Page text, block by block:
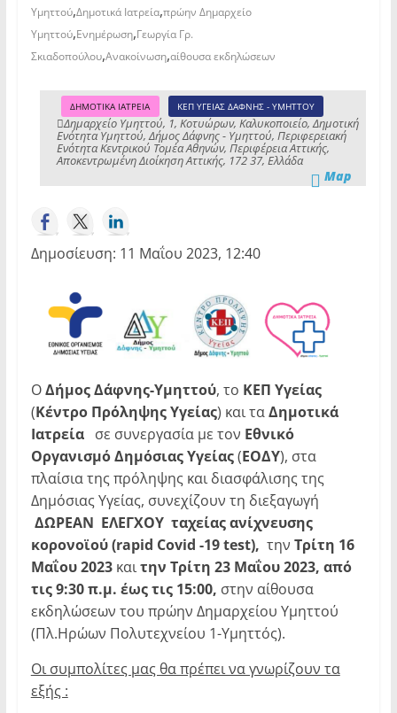
Υμηττού,Δημοτικά Ιατρεία,πρώην Δημαρχείο
Υμηττού,Ενημέρωση,Γεωργία Γρ.
Σκιαδοπούλου,Ανακοίνωση,αίθουσα εκδηλώσεων
ΔΗΜΟΤΙΚΑ ΙΑΤΡΕΙΑ ΚΕΠ ΥΓΕΙΑΣ ΔΑΦΝΗΣ - ΥΜΗΤΤΟΥ
Δημαρχείο Υμηττού, 1, Κοτυώρων, Καλυκοποιείο, Δημοτική
Ενότητα Υμηττού, Δήμος Δάφνης - Υμηττού, Περιφερειακή
Ενότητα Κεντρικού Τομέα Αθηνών, Περιφέρεια Αττικής,
Αποκεντρωμένη Διοίκηση Αττικής, 172 37, Ελλάδα
Map
Δημοσίευση: 11 Μαΐου 2023, 12:40
OΔήμος Δάφνης-Υμηττού, το ΚΕΠ Υγείας
(Κέντρο Πρόληψης Υγείας) και ταΔημοτικά
Ιατρείασε συνεργασία με τον Εθνικό
Οργανισμό Δημόσιας Υγείας(ΕΟΔΥ), στα
πλαίσια της πρόληψης και διασφάλισης της
Δημόσιας Υγείας, συνεχίζουν τη διεξαγωγή
ΔΩΡΕΑΝ ΕΛΕΓΧΟΥ ταχείας ανίχνευσης
κορονοϊού (rapid Covid -19test), την Τρίτη 16
Μαΐου 2023 καιτην Τρίτη 23 Μαΐου 2023, από
τις 9:30 π.μ. έως τις 15:00, στην αίθουσα
εκδηλώσεων του πρώην Δημαρχείου Υμηττού
(Πλ.Ηρώων Πολυτεχνείου 1-Υμηττός).
Οι συμπολίτες μας θα πρέπει να γνωρίζουν τα
εξής :